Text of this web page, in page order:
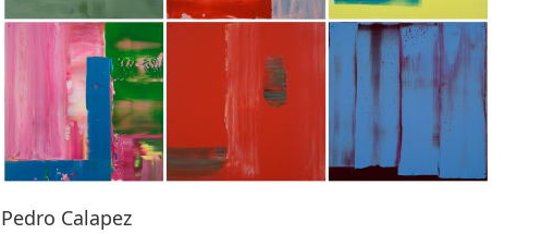
Pedro Calapez